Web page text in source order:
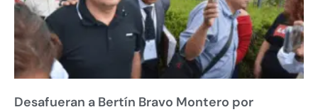
Desafueran a Bertín Bravo Montero por